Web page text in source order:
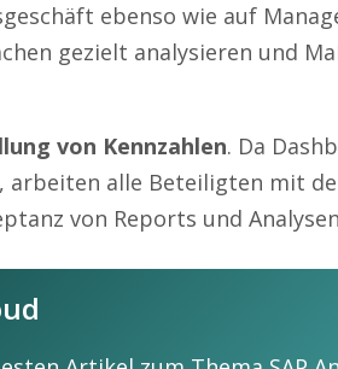
ebenso wie auf
gezielt analysieren und
von Kennzahlen. Da
alle Beteiligten mit
von Reports und